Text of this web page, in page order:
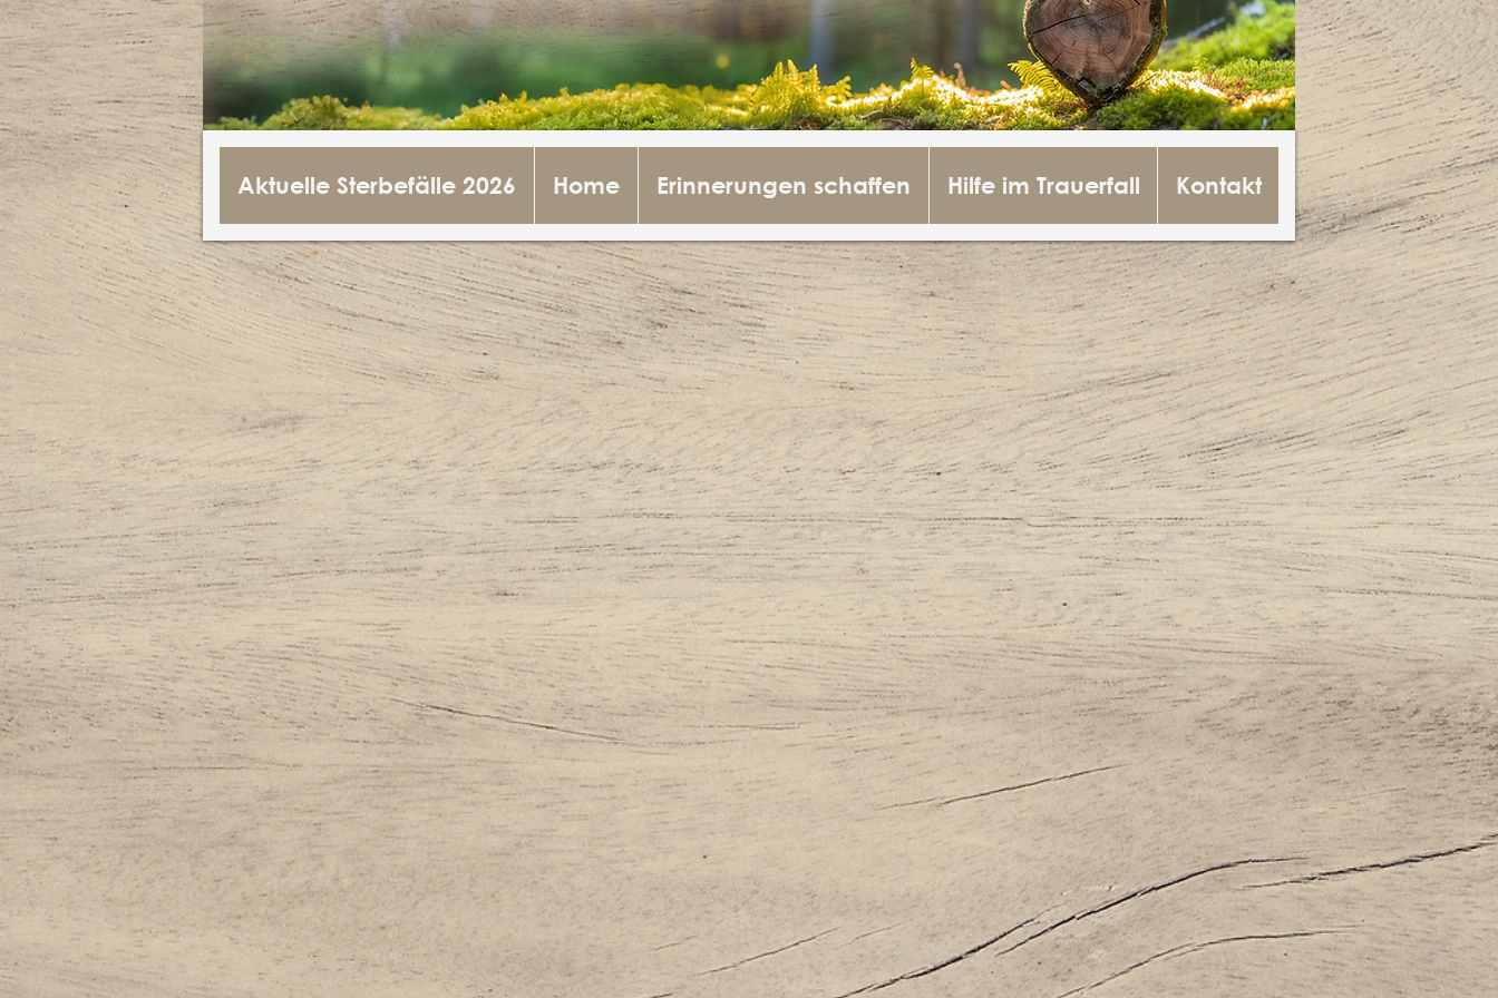
Aktuelle Sterbefälle 2026 Home Erinnerungen schaffen Hilfe im Trauerfall Kontakt